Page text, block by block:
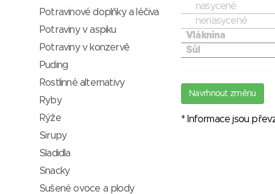
nasycené
nenasycené
Vláknina
Sůl
Navrhnout změnu
* Informace jsou
Potravinové doplňky a léčiva
Potraviny v aspiku
Potraviny v konzervě
Puding
Rostlinné alternativy
Ryby
Rýže
Sirupy
Sladidla
Snacky
Sušené ovoce a plody